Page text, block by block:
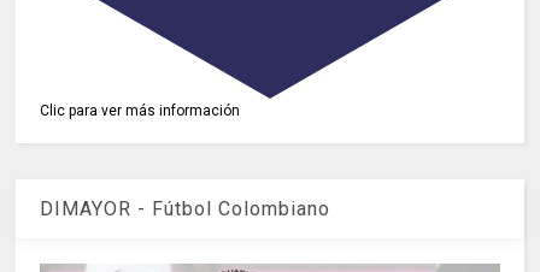
Clic para ver más información
DIMAYOR - Fútbol Colombiano